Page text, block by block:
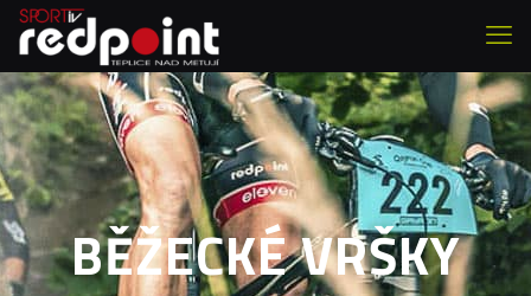
BĚŽECKÉ VRŠKY